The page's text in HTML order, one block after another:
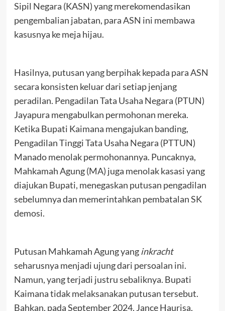
Sipil Negara (KASN) yang merekomendasikan
pengembalian jabatan, para ASN ini membawa
kasusnya ke meja hijau.
Hasilnya, putusan yang berpihak kepada para ASN
secara konsisten keluar dari setiap jenjang
peradilan. Pengadilan Tata Usaha Negara (PTUN)
Jayapura mengabulkan permohonan mereka.
Ketika Bupati Kaimana mengajukan banding,
Pengadilan Tinggi Tata Usaha Negara (PTTUN)
Manado menolak permohonannya. Puncaknya,
Mahkamah Agung (MA) juga menolak kasasi yang
diajukan Bupati, menegaskan putusan pengadilan
sebelumnya dan memerintahkan pembatalan SK
demosi.
Putusan Mahkamah Agung yanginkracht
seharusnya menjadi ujung dari persoalan ini.
Namun, yang terjadi justru sebaliknya. Bupati
Kaimana tidak melaksanakan putusan tersebut.
Bahkan, pada September 2024, Jance Haurisa,